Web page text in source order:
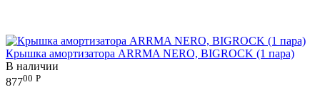
Крышка амортизатора ARRMA NERO, BIGROCK (1 пара)
В наличии
87700 Р